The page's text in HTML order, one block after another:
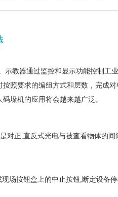
教器通过监控和显示功能控制工
照要求的编组方式和层数，完成
垛机的应用将会越来越广泛。
正,直反式光电与被查看物体的间
按钮盒上的中止按钮,断定设备停